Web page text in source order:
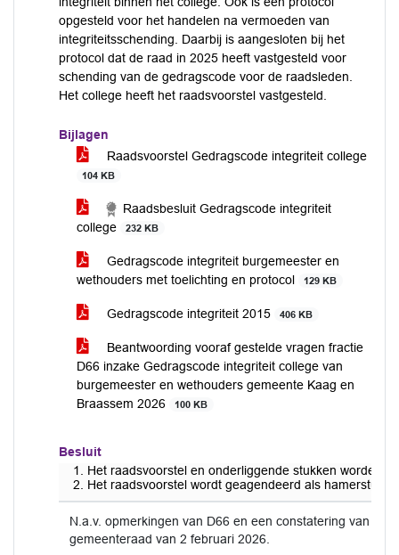
opgesteld voor het handelen na vermoeden van
integriteitsschending. Daarbij is aangesloten bij het
protocol dat de raad in 2025 heeft vastgesteld voor
schending van de gedragscode voor de raadsleden.
Het college heeft het raadsvoorstel vastgesteld.
Bijlagen
Raadsvoorstel Gedragscode integriteit college
104 KB
Raadsbesluit Gedragscode integriteit
college
232 KB
Gedragscode integriteit burgemeester en
wethouders met toelichting en protocol
129 KB
Gedragscode integriteit 2015 406 KB
Beantwoording vooraf gestelde vragen fractie
D66 inzake Gedragscode integriteit college van
burgemeester en wethouders gemeente Kaag en
Braassem 2026
100 KB
Besluit
Het raadsvoorstel en onderliggende stukken worden
Het raadsvoorstel wordt geagendeerd als hamerstuk.
N.a.v. opmerkingen van D66 en een constatering van
gemeenteraad van 2 februari 2026.